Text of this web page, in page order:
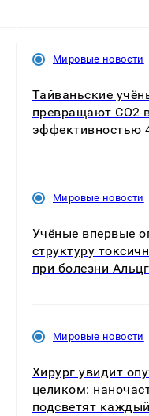
Мировые новости
Тайваньские
превращают CO2
эффективностью
Мировые новости
Учёные впервые
структуру
при болезни
Мировые новости
Хирург увидит
целиком:
подсветят